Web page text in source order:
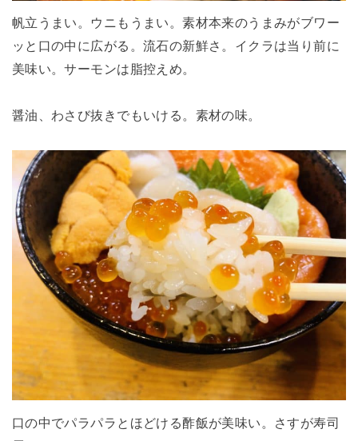
帆立うまい。ウニもうまい。素材本来のうまみがブワー
ッと口の中に広がる。流石の新鮮さ。イクラは当り前に
美味い。サーモンは脂控えめ。
醤油、わさび抜きでもいける。素材の味。
口の中でパラパラとほどける酢飯が美味い。さすが寿司